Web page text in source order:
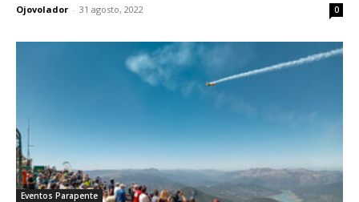
Ojovolador - 31 agosto, 2022 0
Eventos Parapente